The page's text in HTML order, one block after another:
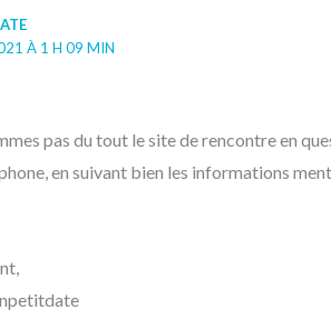
À 1 H 09 MIN
pas du tout le site de rencontre en
en suivant bien les informations